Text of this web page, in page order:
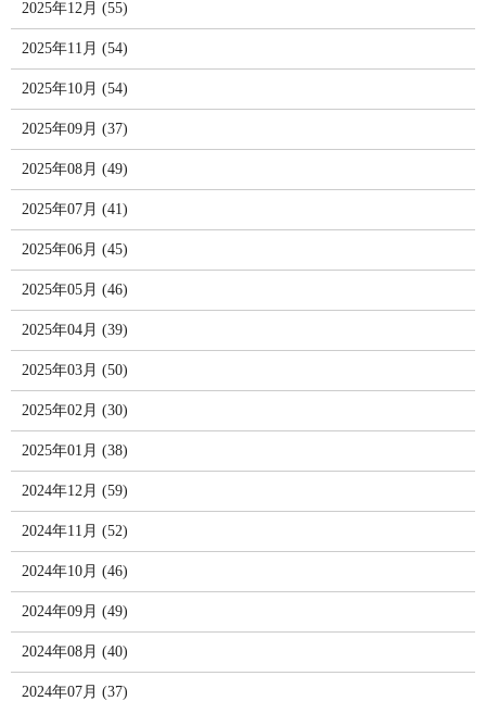
2025年12月 (55)
2025年11月 (54)
2025年10月 (54)
2025年09月 (37)
2025年08月 (49)
2025年07月 (41)
2025年06月 (45)
2025年05月 (46)
2025年04月 (39)
2025年03月 (50)
2025年02月 (30)
2025年01月 (38)
2024年12月 (59)
2024年11月 (52)
2024年10月 (46)
2024年09月 (49)
2024年08月 (40)
2024年07月 (37)